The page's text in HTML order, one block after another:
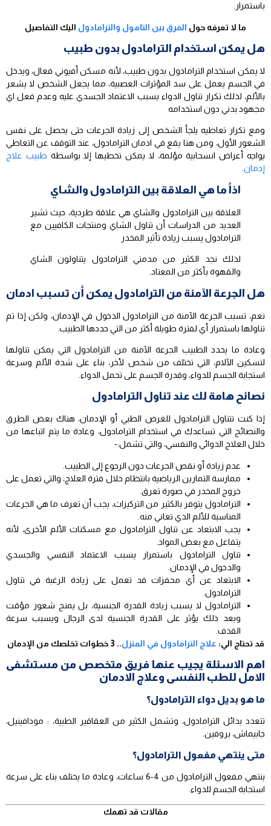
باستمرار.
ما لا تعرفه حول الفرق بين التامول والترامادول اليك التفاصيل
هل يمكن استخدام الترامادول بدون طبيب
لا يمكن استخدام الترامادول بدون طبيب، لأنه مسكن أفيوني فعال، ويدخل
في الجسم يعمل على سد المؤثرات العصبية، مما يجعل الشخص لا يشعر
بالألم، لذلك تكرار تناول الدواء يسبب الاعتماد الجسدي عليه وعدم فعل اي
مجهود بدني دون استخدامه
ومع تكرار تعاطيه يلجأ الشخص إلى زيادة الجرعات حتى يحصل على نفس
الشعور الأول، ومن هنا يقع في ادمان الترامادول، عند التوقف عن التعاطي
يواجه أعراض انسحابية مؤلمة، لا يمكن تخطيها إلا بواسطة طبيب علاج
إدمان.
اذاً ما هي العلاقة بين الترامادول والشاي
العلاقة بين الترامادول والشاي هي علاقة طردية، حيث تشير
العديد من الدراسات أن تناول الشاي ومنتجات الكافيين مع
الترامادول يسبب زيادة تأثير المخدر
لذلك نجد الكثير من مدمني الترامادول يتناولون الشاي
والقهوة بأكثر من المعتاد.
هل الجرعة الآمنة من الترامادول يمكن أن تسبب ادمان
نعم، تسبب الجرعة الآمنة من الترامادول الدخول في الإدمان، ولكن إذا تم
تناولها باستمرار أي لفترة طويلة أكثر من التي حددها الطبيب.
وعادة ما يحدد الطبيب الجرعة الآمنة من الترامادول التي يمكن تناولها
لتسكين الآلام، التي تختلف من شخص لأخر، بناء على شدة الألم وسرعة
استجابة الجسم للدواء، وقدرة الجسم على تحمل الدواء.
نصائح هامة لك عند تناول الترامادول
إذا كنت تتناول الترامادول للغرض الطبي أو الإدمان، هناك بعض الطرق
والنصائح التي تساعدك في استخدام الترامادول، وعادة ما يتم اتباعها من
خلال العلاج الدوائي والنفسي، والتي تشمل:-
عدم زيادة أو نقص الجرعات دون الرجوع إلى الطبيب.
ممارسة التمارين الرياضية بانتظام خلال فترة العلاج، والتي تعمل على
خروج المخدر في صورة تعرق.
الترامادول يتوفر بالكثير من التركيزات، يجب أن تعرف ما هي الجرعات
المناسبة للألم الذي تعاني منه.
يجب الابتعاد عن تناول الترامادول مع مسكنات الألم الأخرى، لأنه
يتفاعل مع بعض المواد.
تناول الترامادول باستمرار يسبب الاعتماد النفسي والجسدي
والدخول في الإدمان.
الابتعاد عن أي محفزات قد تعمل على زيادة الرغبة في تناول
الترامادول.
الترامادول لا يسبب زيادة القدرة الجنسية، بل يمنح شعور مؤقت
وبعد ذلك يؤثر على القدرة الجنسية لدى الرجال ويسبب سرعة
القذف.
قد تحتاج الي: علاج الترامادول في المنزل.. 3 خطوات تخلصك من الإدمان
اهم الاسئلة يجيب عنها فريق متخصص من مستشفى
الامل للطب النفسى وعلاج الادمان
ما هو بديل دواء الترامادول؟
تتعدد بدائل الترامادول، وتشمل الكثير من العقاقير الطبية، : مودافينيل،
جابيماش، بروفين.
متى ينتهي مفعول الترامادول؟
ينتهي مفعول الترامادول من 4-6 ساعات، وعادة ما يختلف بناء على سرعة
استجابة الجسم للدواء.
مقالات قد تهمك